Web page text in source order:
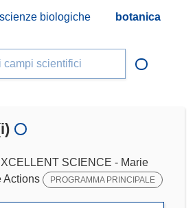
scienze biologiche botanica
campi scientifici
SCIENCE - Marie
Actions
PROGRAMMA PRINCIPALE